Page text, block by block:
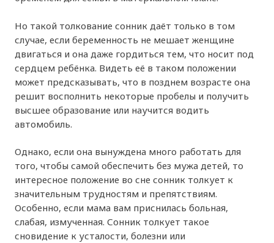
Но такой толкование сонник даёт только в том
случае, если беременность не мешает женщине
двигаться и она даже гордиться тем, что носит под
сердцем ребёнка. Видеть её в таком положении
может предсказывать, что в позднем возрасте она
решит восполнить некоторые пробелы и получить
высшее образование или научится водить
автомобиль.
Однако, если она вынуждена много работать для
того, чтобы самой обеспечить без мужа детей, то
интересное положение во сне сонник толкует к
значительным трудностям и препятствиям.
Особенно, если мама вам приснилась больная,
слабая, измученная. Сонник толкует такое
сновидение к усталости, болезни или